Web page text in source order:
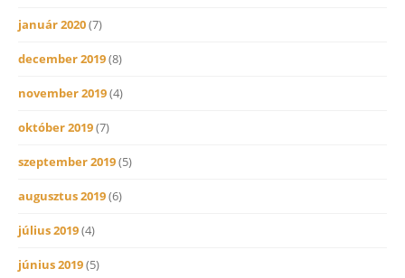
január 2020(7)
december 2019(8)
november 2019(4)
október 2019(7)
szeptember 2019(5)
augusztus 2019(6)
július 2019(4)
június 2019(5)